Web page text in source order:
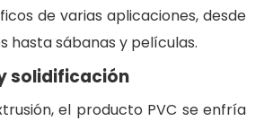
de varias aplicaciones, desde
hasta sábanas y películas.
solidificación
el producto PVC se enfría